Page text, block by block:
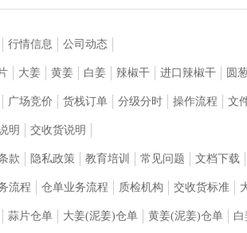
行情信息 公司动态
大姜 黄姜 白姜 辣椒干 进口辣椒干 圆
广场竞价 货栈订单 分级分时 操作流程 文
明 交收货说明
款 隐私政策 教育培训 常见问题 文档下载
流程 仓单业务流程 质检机构 交收货标准
蒜片仓单 大姜(泥姜)仓单 黄姜(泥姜)仓单